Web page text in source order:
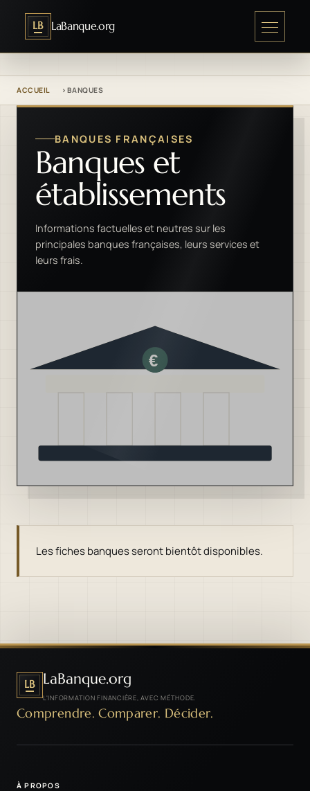
LB LaBanque.org
ACCUEIL BANQUES
BANQUES FRANÇAISES
Banques et
établissements
Informations factuelles et neutres sur les
principales banques françaises, leurs services et
leurs frais.
Les fiches banques seront bientôt disponibles.
LB LaBanque.org
L'INFORMATION FINANCIÈRE, AVEC MÉTHODE.
Comprendre. Comparer. Décider.
À PROPOS